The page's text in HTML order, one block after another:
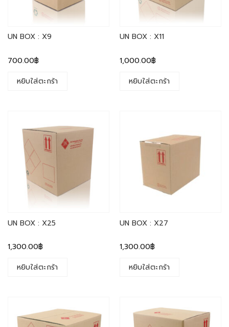
UN BOX : X9
700.00฿
หยิบใส่ตะกร้า
UN BOX : X11
1,000.00฿
หยิบใส่ตะกร้า
UN BOX : X25
1,300.00฿
หยิบใส่ตะกร้า
UN BOX : X27
1,300.00฿
หยิบใส่ตะกร้า